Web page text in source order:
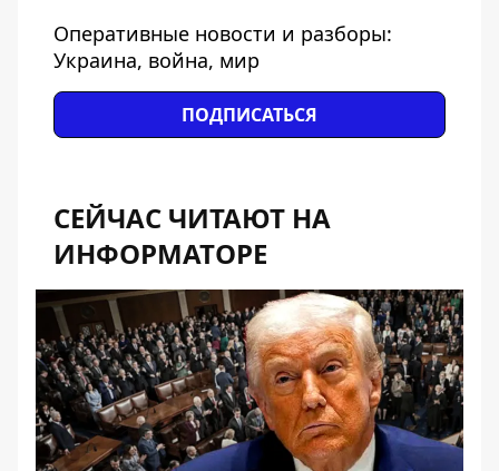
Оперативные новости и разборы:
Украина, война, мир
ПОДПИСАТЬСЯ
СЕЙЧАС ЧИТАЮТ НА
ИНФОРМАТОРЕ